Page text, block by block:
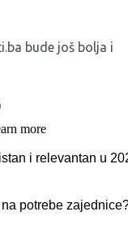
bude još bolja i